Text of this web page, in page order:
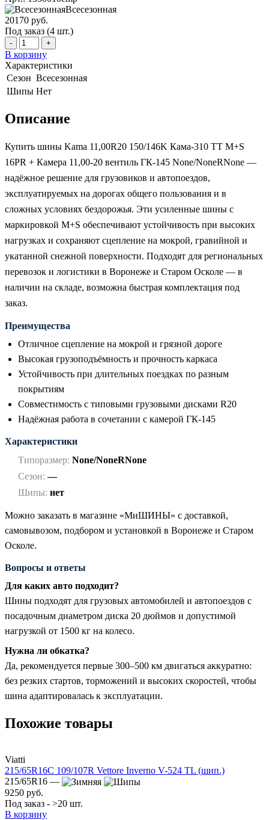
Всесезонная
20170 руб.
Под заказ (4 шт.)
- +
В корзину
Характеристики
Сезон Всесезонная
Шипы Нет
Описание
Купить шины Kama 11,00R20 150/146K Кама-310 TT M+S
16PR + Камера 11,00-20 вентиль ГК-145 None/NoneRNone —
надёжное решение для грузовиков и автопоездов,
эксплуатируемых на дорогах общего пользования и в
сложных условиях бездорожья. Эти усиленные шины с
маркировкой M+S обеспечивают устойчивость при высоких
нагрузках и сохраняют сцепление на мокрой, гравийной и
укатанной снежной поверхности. Подходят для региональных
перевозок и логистики в Воронеже и Старом Осколе — в
наличии на складе, возможна быстрая комплектация под
заказ.
Преимущества
Отличное сцепление на мокрой и грязной дороге
Высокая грузоподъёмность и прочность каркаса
Устойчивость при длительных поездках по разным
покрытиям
Совместимость с типовыми грузовыми дисками R20
Надёжная работа в сочетании с камерой ГК-145
Характеристики
Типоразмер: None/NoneRNone
Сезон: —
Шипы: нет
Можно заказать в магазине «МиШИНЫ» с доставкой,
самовывозом, подбором и установкой в Воронеже и Старом
Осколе.
Вопросы и ответы
Для каких авто подходит?
Шины подходят для грузовых автомобилей и автопоездов с
посадочным диаметром диска 20 дюймов и допустимой
нагрузкой от 1500 кг на колесо.
Нужна ли обкатка?
Да, рекомендуется первые 300–500 км двигаться аккуратно:
без резких стартов, торможений и высоких скоростей, чтобы
шина адаптировалась к эксплуатации.
Похожие товары
Viatti
215/65R16C 109/107R Vettore Inverno V-524 TL (шип.)
215/65R16 —
9250 руб.
Под заказ - >20 шт.
В корзину